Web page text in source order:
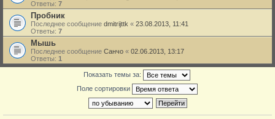
Ответы: 7
Пробник
Последнее сообщение dmitrijttk « 23.08.2013, 11:41
Ответы: 7
Мышь
Последнее сообщение Санчо « 02.06.2013, 13:17
Ответы: 1
Показать темы за:
Поле сортировки